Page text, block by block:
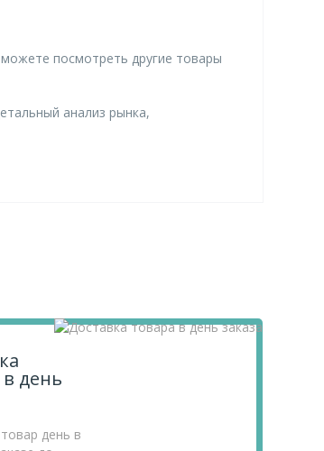
посмотреть другие товары
анализ рынка,
день
день в